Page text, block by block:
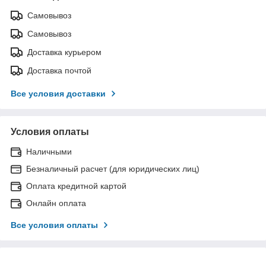
Самовывоз
Самовывоз
Доставка курьером
Доставка почтой
Все условия доставки
Условия оплаты
Наличными
Безналичный расчет (для юридических лиц)
Оплата кредитной картой
Онлайн оплата
Все условия оплаты